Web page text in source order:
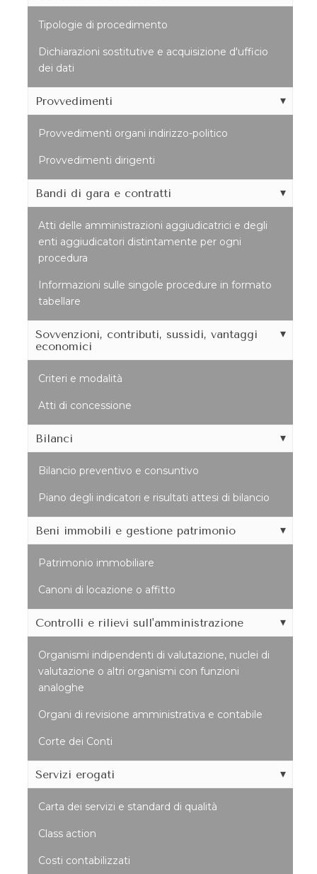
Tipologie di procedimento
Dichiarazioni sostitutive e acquisizione d'ufficio
dei dati
Provvedimenti
Provvedimenti organi indirizzo-politico
Provvedimenti dirigenti
Bandi di gara e contratti
Atti delle amministrazioni aggiudicatrici e degli
enti aggiudicatori distintamente per ogni
procedura
Informazioni sulle singole procedure in formato
tabellare
Sovvenzioni, contributi, sussidi, vantaggi
economici
Criteri e modalità
Atti di concessione
Bilanci
Bilancio preventivo e consuntivo
Piano degli indicatori e risultati attesi di bilancio
Beni immobili e gestione patrimonio
Patrimonio immobiliare
Canoni di locazione o affitto
Controlli e rilievi sull'amministrazione
Organismi indipendenti di valutazione, nuclei di
valutazione o altri organismi con funzioni
analoghe
Organi di revisione amministrativa e contabile
Corte dei Conti
Servizi erogati
Carta dei servizi e standard di qualità
Class action
Costi contabilizzati